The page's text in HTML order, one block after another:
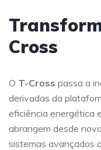
Cross
O T-Cross passa a
derivadas da
eficiência energética
abrangem desde
sistemas avançados